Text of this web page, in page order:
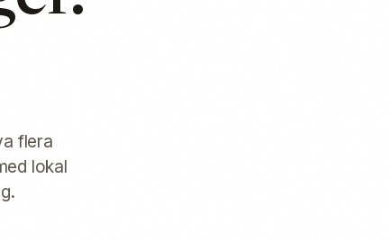
flera
lokal